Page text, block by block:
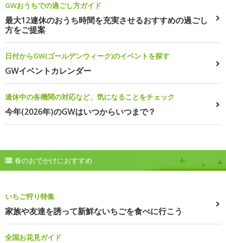
GWおうちでの過ごし方ガイド
最大12連休のおうち時間を充実させるおすすめの過ごし
方をご提案
日付からGW(ゴールデンウィーク)のイベントを探す
GWイベントカレンダー
連休中の各機関の対応など、気になることをチェック
今年(2026年)のGWはいつからいつまで？
春のおでかけにおすすめ
いちご狩り特集
家族や友達を誘って新鮮ないちごを食べに行こう
全国お花見ガイド